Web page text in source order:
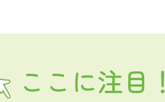
ここに注目！